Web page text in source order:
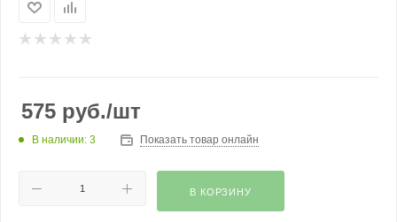
575 руб./шт
В наличии: 3 Показать товар онлайн
В КОРЗИНУ